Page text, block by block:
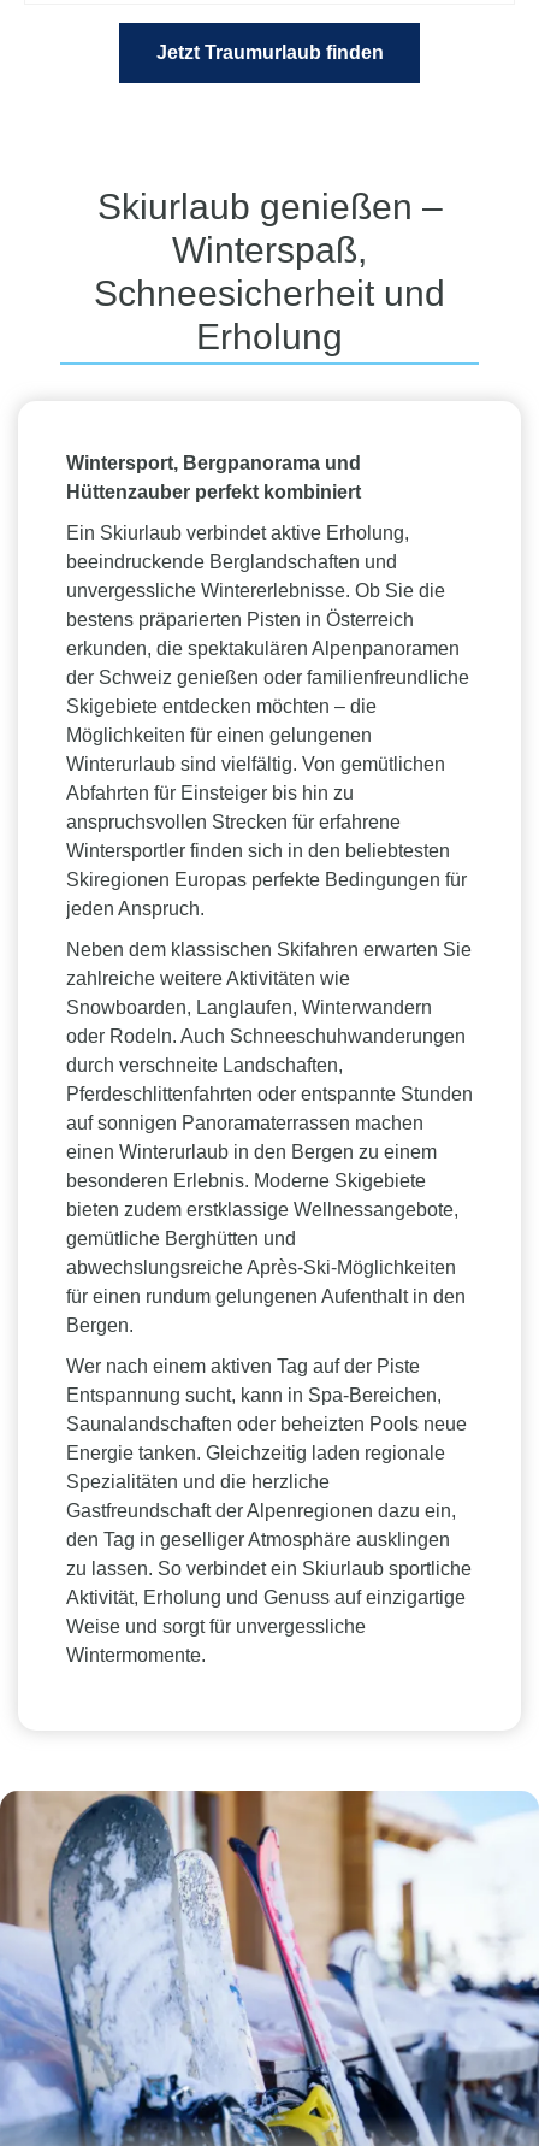
Jetzt Traumurlaub finden
Skiurlaub genießen –
Winterspaß,
Schneesicherheit und
Erholung
Wintersport, Bergpanorama und
Hüttenzauber perfekt kombiniert
Ein Skiurlaub verbindet aktive Erholung,
beeindruckende Berglandschaften und
unvergessliche Wintererlebnisse. Ob Sie die
bestens präparierten Pisten in Österreich
erkunden, die spektakulären Alpenpanoramen
der Schweiz genießen oder familienfreundliche
Skigebiete entdecken möchten – die
Möglichkeiten für einen gelungenen
Winterurlaub sind vielfältig. Von gemütlichen
Abfahrten für Einsteiger bis hin zu
anspruchsvollen Strecken für erfahrene
Wintersportler finden sich in den beliebtesten
Skiregionen Europas perfekte Bedingungen für
jeden Anspruch.
Neben dem klassischen Skifahren erwarten Sie
zahlreiche weitere Aktivitäten wie
Snowboarden, Langlaufen, Winterwandern
oder Rodeln. Auch Schneeschuhwanderungen
durch verschneite Landschaften,
Pferdeschlittenfahrten oder entspannte Stunden
auf sonnigen Panoramaterrassen machen
einen Winterurlaub in den Bergen zu einem
besonderen Erlebnis. Moderne Skigebiete
bieten zudem erstklassige Wellnessangebote,
gemütliche Berghütten und
abwechslungsreiche Après-Ski-Möglichkeiten
für einen rundum gelungenen Aufenthalt in den
Bergen.
Wer nach einem aktiven Tag auf der Piste
Entspannung sucht, kann in Spa-Bereichen,
Saunalandschaften oder beheizten Pools neue
Energie tanken. Gleichzeitig laden regionale
Spezialitäten und die herzliche
Gastfreundschaft der Alpenregionen dazu ein,
den Tag in geselliger Atmosphäre ausklingen
zu lassen. So verbindet ein Skiurlaub sportliche
Aktivität, Erholung und Genuss auf einzigartige
Weise und sorgt für unvergessliche
Wintermomente.